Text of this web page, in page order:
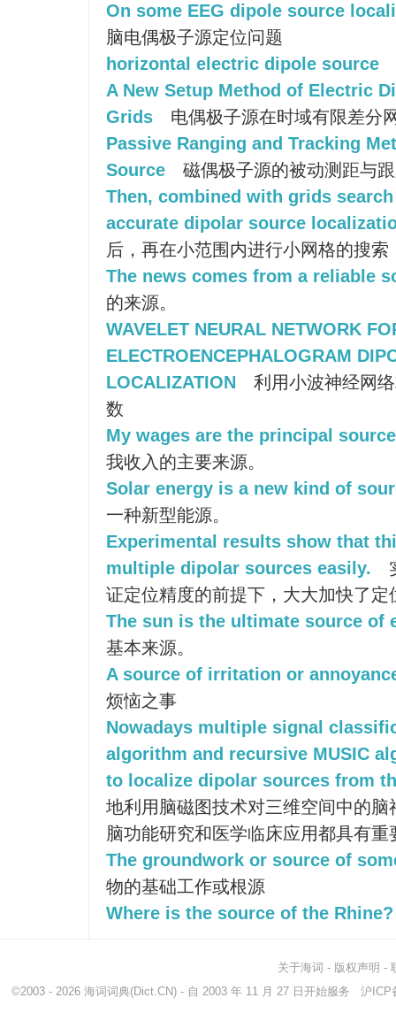
On some EEG dipole source
脑电偶极子源定位问题
horizontal electric dipole source
A New Setup Method of Electric
Grids
电偶极子源在时域有限差分
Passive Ranging and Tracking
Source
磁偶极子源的被动测距与
Then, combined with grids
accurate dipolar source
后，再在小范围内进行小网格的搜
The news comes from a reliable
的来源。
WAVELET NEURAL NETWORK
ELECTROENCEPHALOGRAM
LOCALIZATION
利用小波神经网
数
My wages are the principal
我收入的主要来源。
Solar energy is a new kind of
一种新型能源。
Experimental results show that
multiple dipolar sources easily.
证定位精度的前提下，大大加快了定
The sun is the ultimate source of
基本来源。
A source of irritation or
烦恼之事
Nowadays multiple signal
algorithm and recursive MUSIC
to localize dipolar sources from
地利用脑磁图技术对三维空间中的
脑功能研究和医学临床应用都具有重
The groundwork or source of
物的基础工作或根源
Where is the source of the Rhine?
关于海词 - 版权声明 -
©2003 - 2026 海词词典(Dict.CN) - 自 2003 年 11 月 27 日开始服务 沪ICP